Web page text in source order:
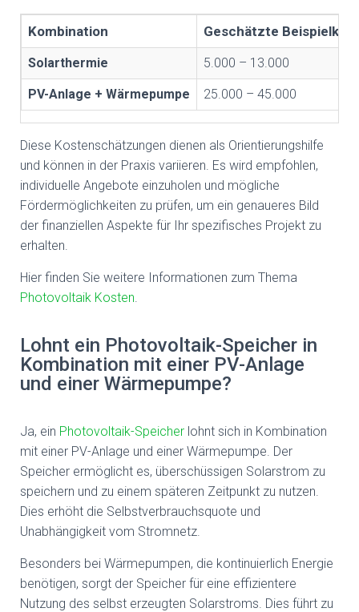
Kombination Geschätzte
Solarthermie 5.000 – 13.000
PV-Anlage + Wärmepumpe 25.000 – 45.000
Diese Kostenschätzungen dienen als Orientierungshilfe
und können in der Praxis variieren. Es wird empfohlen,
individuelle Angebote einzuholen und mögliche
Fördermöglichkeiten zu prüfen, um ein genaueres Bild
der finanziellen Aspekte für Ihr spezifisches Projekt zu
erhalten.
Hier finden Sie weitere Informationen zum Thema
Photovoltaik Kosten.
Lohnt ein Photovoltaik-Speicher in
Kombination mit einer PV-Anlage
und einer Wärmepumpe?
Ja, ein Photovoltaik-Speicher lohnt sich in Kombination
mit einer PV-Anlage und einer Wärmepumpe. Der
Speicher ermöglicht es, überschüssigen Solarstrom zu
speichern und zu einem späteren Zeitpunkt zu nutzen.
Dies erhöht die Selbstverbrauchsquote und
Unabhängigkeit vom Stromnetz.
Besonders bei Wärmepumpen, die kontinuierlich Energie
benötigen, sorgt der Speicher für eine effizientere
Nutzung des selbst erzeugten Solarstroms. Dies führt zu